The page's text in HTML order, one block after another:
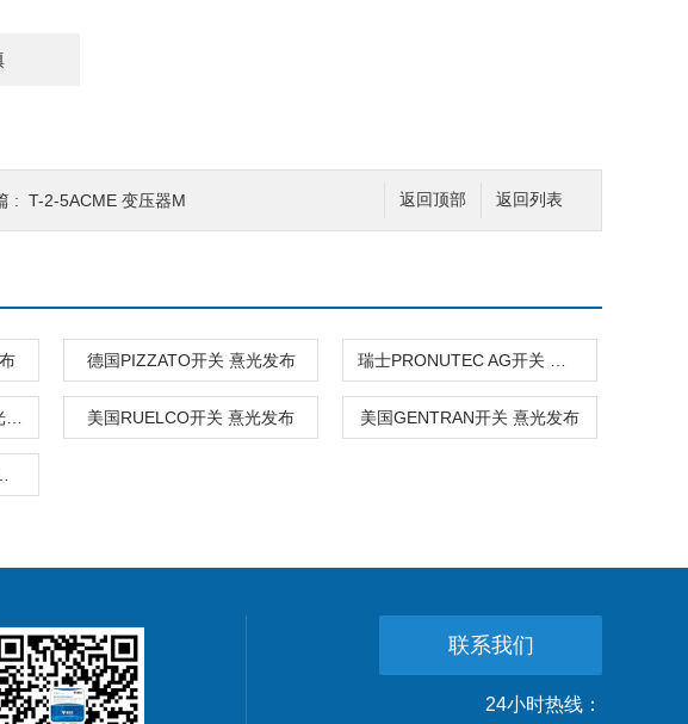
返回列表
返回顶部
: T-2-5ACME 变压器M
德国PIZZATO开关 熹光发布
美国RUELCO开关 熹光发布 美国GENTRAN开关 熹光发布
联系我们
24小时热线：